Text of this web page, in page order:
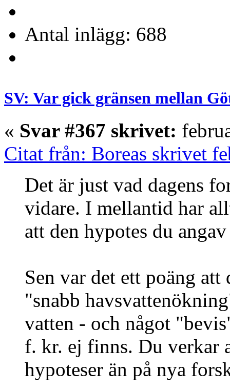
Antal inlägg: 688
SV: Var gick gränsen mellan
« Svar #367 skrivet:
Citat från: Boreas skrivet
Det är just vad dagens
vidare. I mellantid har
att den hypotes du
Sen var det ett poäng
"snabb
vatten - och något
f. kr. ej finns. Du verkar
hypoteser än på nya